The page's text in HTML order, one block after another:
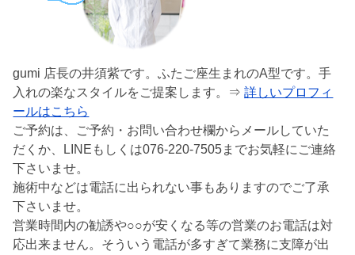
gumi 店長の井須紫です。ふたご座生まれのA型です。手
入れの楽なスタイルをご提案します。⇒詳しいプロフィ
ールはこちら
ご予約は、ご予約・お問い合わせ欄からメールしていた
だくか、LINEもしくは076-220-7505までお気軽にご連絡
下さいませ。
施術中などは電話に出られない事もありますのでご了承
下さいませ。
営業時間内の勧誘や○○が安くなる等の営業のお電話は対
応出来ません。そういう電話が多すぎて業務に支障が出